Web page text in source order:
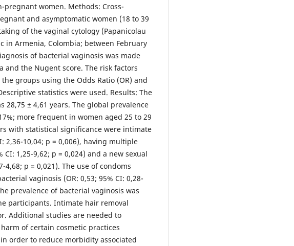
pregnant women. Methods: Cross-
and asymptomatic women (18 to 39
of the vaginal cytology (Papanicolau
in Armenia, Colombia; between February
of bacterial vaginosis was made
and the Nugent score. The risk factors
groups using the Odds Ratio (OR) and
statistics were used. Results: The
28,75 ± 4,61 years. The global prevalence
more frequent in women aged 25 to 29
with statistical significance were intimate
2,36-10,04; p = 0,006), having multiple
CI: 1,25-9,62; p = 0,024) and a new sexual
4,68; p = 0,021). The use of condoms
vaginosis (OR: 0,53; 95% CI: 0,28-
prevalence of bacterial vaginosis was
participants. Intimate hair removal
Additional studies are needed to
of certain cosmetic practices
order to reduce morbidity associated